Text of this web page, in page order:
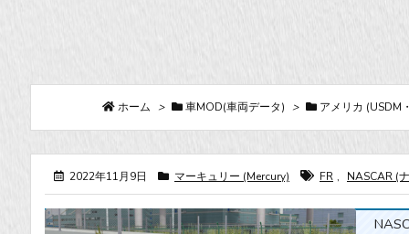
ホーム > 車MOD(車両データ) > アメリカ (USDM
2022年11月9日 マーキュリー (Mercury) FR , NASCAR (